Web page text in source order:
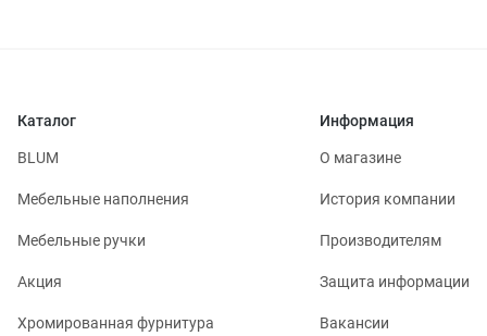
Каталог
BLUM
Мебельные наполнения
Мебельные ручки
Акция
Хромированная фурнитура
Информация
О магазине
История компании
Производителям
Защита информации
Вакансии